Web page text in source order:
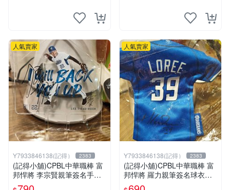
人氣賣家
Y7933846138(記得） 2383
(記得小舖)CPBL中華職棒 富
邦悍將 李宗賢親筆簽名手機
座 台灣現貨如圖
人氣賣家
Y7933846138(記得） 2383
(記得小舖)CPBL中華職棒 富
邦悍將 羅力親筆簽名球衣零
錢包 台灣現貨如圖